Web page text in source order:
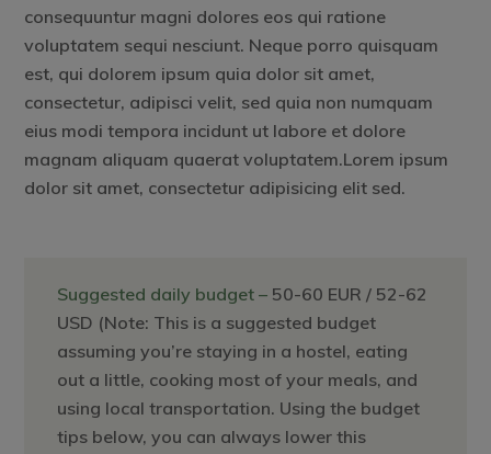
consequuntur magni dolores eos qui ratione
voluptatem sequi nesciunt. Neque porro quisquam
est, qui dolorem ipsum quia dolor sit amet,
consectetur, adipisci velit, sed quia non numquam
eius modi tempora incidunt ut labore et dolore
magnam aliquam quaerat voluptatem.Lorem ipsum
dolor sit amet, consectetur adipisicing elit sed.
Suggested daily budget – 50-60 EUR / 52-62
USD (Note: This is a suggested budget
assuming you’re staying in a hostel, eating
out a little, cooking most of your meals, and
using local transportation. Using the budget
tips below, you can always lower this